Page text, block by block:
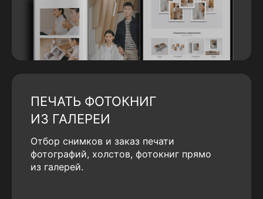
ПЕЧАТЬ ФОТОКНИГ
ИЗ ГАЛЕРЕИ
Отбор снимков и заказ печати
фотографий, холстов, фотокниг прямо
из галерей.